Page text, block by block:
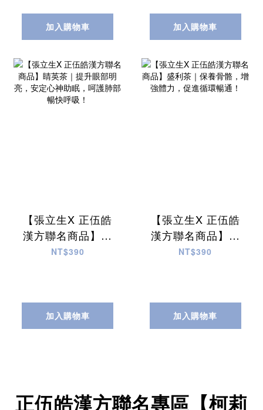
加入購物車 加入購物車
【張立生X 正伍皓
漢方聯名商品】睛
英茶｜提升眼部明
呼吸！
NT$390
加入購物車
【張立生X 正伍皓
漢方聯名商品】盛
利茶｜保養骨骼，
NT$390
加入購物車
正伍皓漢方聯名專區【柯莉